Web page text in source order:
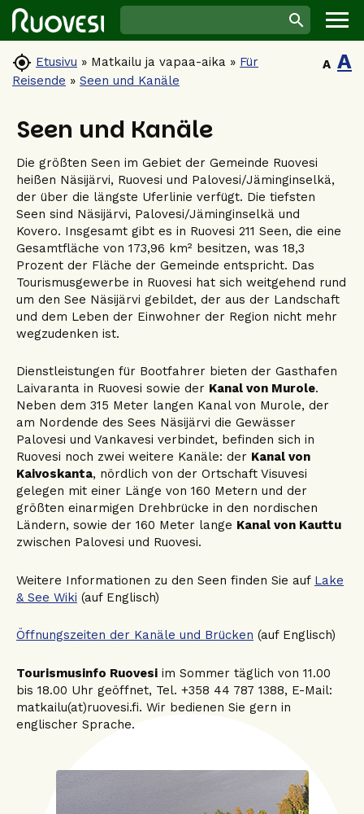
 Etusivu » Matkailu ja vapaa-aika » Für
Reisende » Seen und Kanäle
A A
Seen und Kanäle
Die größten Seen im Gebiet der Gemeinde Ruovesi
heißen Näsijärvi, Ruovesi und Palovesi/Jäminginselkä,
der über die längste Uferlinie verfügt. Die tiefsten
Seen sind Näsijärvi, Palovesi/Jäminginselkä und
Kovero. Insgesamt gibt es in Ruovesi 211 Seen, die eine
Gesamtfläche von 173,96 km² besitzen, was 18,3
Prozent der Fläche der Gemeinde entspricht. Das
Tourismusgewerbe in Ruovesi hat sich weitgehend rund
um den See Näsijärvi gebildet, der aus der Landschaft
und dem Leben der Einwohner der Region nicht mehr
wegzudenken ist.
Dienstleistungen für Bootfahrer bieten der Gasthafen
Laivaranta in Ruovesi sowie der Kanal von Murole.
Neben dem 315 Meter langen Kanal von Murole, der
am Nordende des Sees Näsijärvi die Gewässer
Palovesi und Vankavesi verbindet, befinden sich in
Ruovesi noch zwei weitere Kanäle: der Kanal von
Kaivoskanta, nördlich von der Ortschaft Visuvesi
gelegen mit einer Länge von 160 Metern und der
größten einarmigen Drehbrücke in den nordischen
Ländern, sowie der 160 Meter lange Kanal von Kauttu
zwischen Palovesi und Ruovesi.
Weitere Informationen zu den Seen finden Sie auf Lake
& See Wiki (auf Englisch)
Öffnungszeiten der Kanäle und Brücken (auf Englisch)
Tourismusinfo Ruovesi im Sommer täglich von 11.00
bis 18.00 Uhr geöffnet, Tel. +358 44 787 1388, E-Mail:
matkailu(at)ruovesi.fi. Wir bedienen Sie gern in
englischer Sprache.